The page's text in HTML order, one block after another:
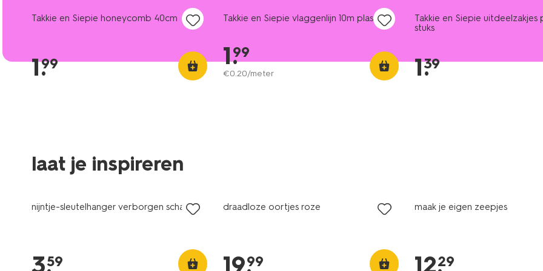
Takkie en Siepie honeycomb 40cm
1.
99
Takkie en Siepie vlaggenlijn 10m plastic
1.
99
€0.20/meter
Takkie en Siepie uitdeelzakjes
stuks
1.
39
laat je inspireren
nijntje-sleutelhanger verborgen schatjes
3.
59
draadloze oortjes roze
19.
99
maak je eigen zeepjes
12.
29